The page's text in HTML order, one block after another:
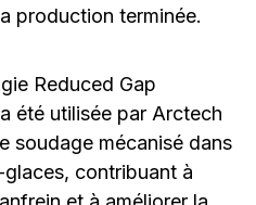
production terminée.
Reduced Gap
été utilisée par Arctech
soudage mécanisé dans
contribuant à